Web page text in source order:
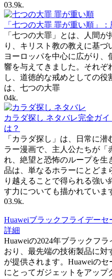
03.9k.
「七つの大罪 罪が重い順」
「七つの大罪」とは、人間
り、キリスト教の教えに基
ヨーロッパを中心に広がり
響を与えてきました。それぞ
し、道徳的な戒めとしての
は、七つの大罪
04k.
カラダ探し ネタバレ完全ガ
は？
「カラダ探し」は、日常に
ラー漫画で、主人公たちが「
れ、絶望と恐怖のループを生
品は、単なるホラーにとどま
り越えることで得られる強
す力についても描かれていま
03.9k.
Huaweiブラックフライデー
詳細
Huaweiの2024年ブラックフ
おり、最先端の技術製品に
が提供されます。Huaweiの
にとってガジェットをアップ